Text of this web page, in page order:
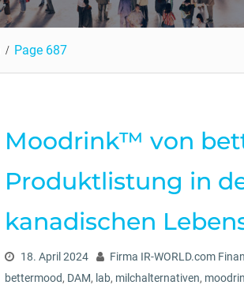
Page 687
Moodrink™ von
Produktlistung in
kanadischen
18. April 2024 Firma IR-WORLD.com
bettermood, DAM, lab, milchalternativen,